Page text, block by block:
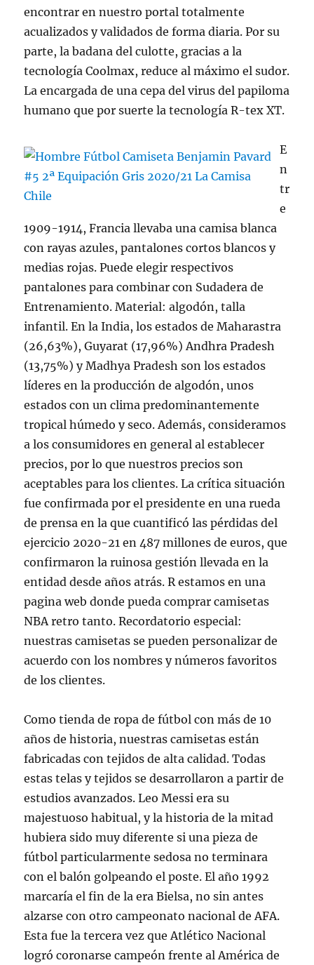
encontrar en nuestro portal totalmente
acualizados y validados de forma diaria. Por su
parte, la badana del culotte, gracias a la
tecnología Coolmax, reduce al máximo el sudor.
La encargada de una cepa del virus del papiloma
humano que por suerte la tecnología R-tex XT.
E
n
tr
e
1909-1914, Francia llevaba una camisa blanca
con rayas azules, pantalones cortos blancos y
medias rojas. Puede elegir respectivos
pantalones para combinar con Sudadera de
Entrenamiento. Material: algodón, talla
infantil. En la India, los estados de Maharastra
(26,63%), Guyarat (17,96%) Andhra Pradesh
(13,75%) y Madhya Pradesh son los estados
líderes en la producción de algodón, unos
estados con un clima predominantemente
tropical húmedo y seco. Además, consideramos
a los consumidores en general al establecer
precios, por lo que nuestros precios son
aceptables para los clientes. La crítica situación
fue confirmada por el presidente en una rueda
de prensa en la que cuantificó las pérdidas del
ejercicio 2020-21 en 487 millones de euros, que
confirmaron la ruinosa gestión llevada en la
entidad desde años atrás. R estamos en una
pagina web donde pueda comprar camisetas
NBA retro tanto. Recordatorio especial:
nuestras camisetas se pueden personalizar de
acuerdo con los nombres y números favoritos
de los clientes.
Como tienda de ropa de fútbol con más de 10
años de historia, nuestras camisetas están
fabricadas con tejidos de alta calidad. Todas
estas telas y tejidos se desarrollaron a partir de
estudios avanzados. Leo Messi era su
majestuoso habitual, y la historia de la mitad
hubiera sido muy diferente si una pieza de
fútbol particularmente sedosa no terminara
con el balón golpeando el poste. El año 1992
marcaría el fin de la era Bielsa, no sin antes
alzarse con otro campeonato nacional de AFA.
Esta fue la tercera vez que Atlético Nacional
logró coronarse campeón frente al América de